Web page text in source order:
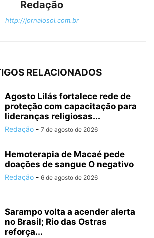
Redação
http://jornalosol.com.br
RELACIONADOS
Agosto Lilás fortalece rede de
proteção com capacitação para
lideranças religiosas...
Redação - 7 de agosto de 2026
Hemoterapia de Macaé pede
doações de sangue O negativo
Redação - 6 de agosto de 2026
Sarampo volta a acender alerta
no Brasil; Rio das Ostras
reforça...